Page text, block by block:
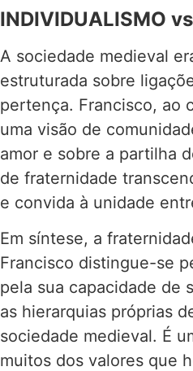
INDIVIDUALISMO
A sociedade medieval
estruturada sobre
pertença. Francisco, ao
uma visão de
amor e sobre a partilha
de fraternidade
e convida à unidade
Em síntese, a
Francisco distingue-se
pela sua capacidade de
as hierarquias próprias
sociedade medieval. É
muitos dos valores que